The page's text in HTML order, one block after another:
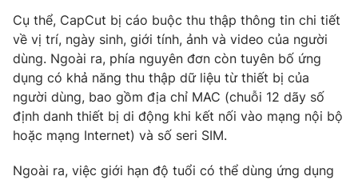
Giải sao mai
Sao
Làm đẹp
Chất lượng cuộc sống
Giáo dục
Tuyển sinh
Học trực tuyến
Công nghệ
Hitech Công nghệ tương lai
Sản phẩm
Thị trường
Giao lưu trực tuyến
Cụ thể, CapCut bị cáo buộc thu thập thông tin chi tiết
về vị trí, ngày sinh, giới tính, ảnh và video của người
dùng. Ngoài ra, phía nguyên đơn còn tuyên bố ứng
dụng có khả năng thu thập dữ liệu từ thiết bị của
người dùng, bao gồm địa chỉ MAC (chuỗi 12 dãy số
định danh thiết bị di động khi kết nối vào mạng nội bộ
hoặc mạng Internet) và số seri SIM.
Ngoài ra, việc giới hạn độ tuổi có thể dùng ứng dụng